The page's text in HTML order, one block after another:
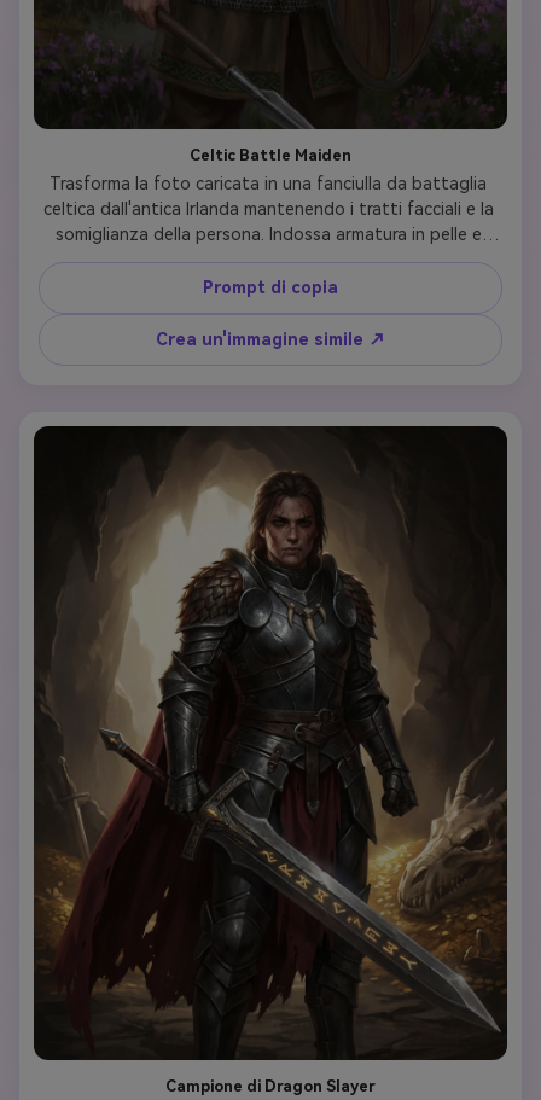
Celtic Battle Maiden
Trasforma la foto caricata in una fanciulla da battaglia
celtica dall'antica Irlanda mantenendo i tratti facciali e la
somiglianza della persona. Indossa armatura in pelle e
chainmail con motivi nodi celtici verdi, collana torc in rame,
vernice per il viso nei tradizionali disegni woad blu, lunghi
capelli rossi scorrevoli con trecce da guerriero. Porta uno
scudo celtico circolare e una lancia. Lo sfondo mostra
nebbiose altopiani irlandesi con pietre in piedi. Stile
determinata del guerriero, alto dettaglio.
Prompt di copia
Crea un'immagine simile ↗
Campione di Dragon Slayer